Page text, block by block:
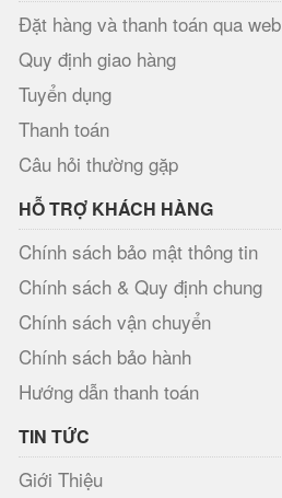
Đặt hàng và thanh toán qua web
Quy định giao hàng
Tuyển dụng
Thanh toán
Câu hỏi thường gặp
HỖ TRỢ KHÁCH HÀNG
Chính sách bảo mật thông tin
Chính sách & Quy định chung
Chính sách vận chuyển
Chính sách bảo hành
Hướng dẫn thanh toán
TIN TỨC
Giới Thiệu